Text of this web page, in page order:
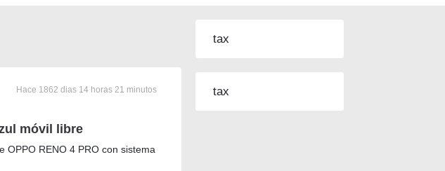
Hace 1862 dias 14 horas 21 minutos
móvil libre
OPPO RENO 4 PRO con sistema
tax
tax